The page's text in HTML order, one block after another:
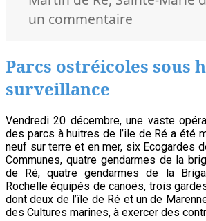
un commentaire
crèches
Parcs ostréicoles sous
surveillance
Vendredi 20 décembre, une vaste
des parcs à huitres de l’ile de Ré a été
neuf sur terre et en mer, six Ecogardes
Communes, quatre gendarmes de la
de Ré, quatre gendarmes de la
Rochelle équipés de canoës, trois
dont deux de l’île de Ré et un de
des Cultures marines, à exercer des